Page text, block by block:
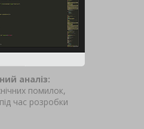
аналіз:
помилок,
час розробки